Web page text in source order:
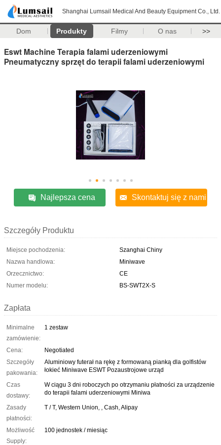
Shanghai Lumsail Medical And Beauty Equipment Co., Ltd.
Dom Produkty Filmy O nas >>
Eswt Machine Terapia falami uderzeniowymi
Pneumatyczny sprzęt do terapii falami uderzeniowymi
Najlepsza cena Skontaktuj się z nami
Szczegóły Produktu
Miejsce pochodzenia:
Szanghai Chiny
Nazwa handlowa:
Miniwave
Orzecznictwo:
CE
Numer modelu:
BS-SWT2X-S
Zapłata
Minimalne
zamówienie:
1 zestaw
Cena:
Negotiated
Szczegóły
pakowania:
Aluminiowy futerał na rękę z formowaną pianką dla golfistów
łokieć Miniwave ESWT Pozaustrojowe urząd
Czas
dostawy:
W ciągu 3 dni roboczych po otrzymaniu płatności za urządzenie
do terapii falami uderzeniowymi Miniwa
Zasady
płatności:
T / T, Western Union, , Cash, Alipay
Możliwość
Supply:
100 jednostek / miesiąc